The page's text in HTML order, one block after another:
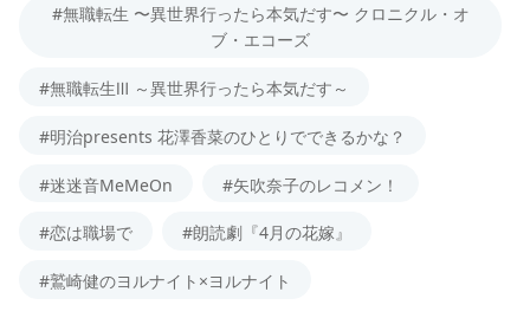
#無職転生 〜異世界行ったら本気だす〜 クロニクル・オ
ブ・エコーズ
#無職転生Ⅲ ～異世界行ったら本気だす～
#明治presents 花澤香菜のひとりでできるかな？
#迷迷音MeMeOn #矢吹奈子のレコメン！
#恋は職場で #朗読劇『4月の花嫁』
#鷲崎健のヨルナイト×ヨルナイト